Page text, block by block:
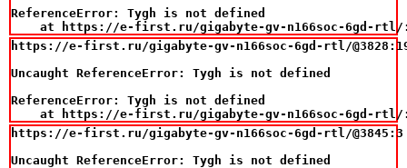
ReferenceError: Tygh is not defined
at https://e-first.ru/gigabyte-gv-n166soc-6gd-rtl/
https://e-first.ru/gigabyte-gv-n166soc-6gd-rtl/
Uncaught ReferenceError: Tygh is not defined
ReferenceError: Tygh is not defined
at https://e-first.ru/gigabyte-gv-n166soc-6gd-rtl/
https://e-first.ru/gigabyte-gv-n166soc-6gd-rtl/@3845:3
Uncaught ReferenceError: Tygh is not defined